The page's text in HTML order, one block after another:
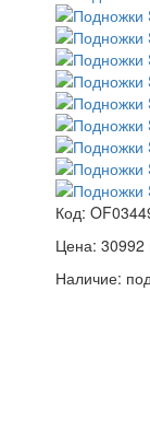
Код:
Цена: 30992
Наличие: